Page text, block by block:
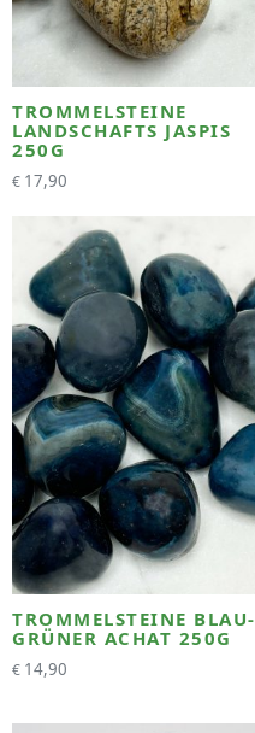
TROMMELSTEINE
LANDSCHAFTS JASPIS
250G
€ 17,90
TROMMELSTEINE BLAU-
GRÜNER ACHAT 250G
€ 14,90